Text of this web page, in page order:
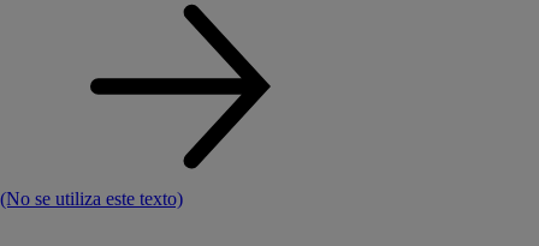
(No se utiliza este texto)